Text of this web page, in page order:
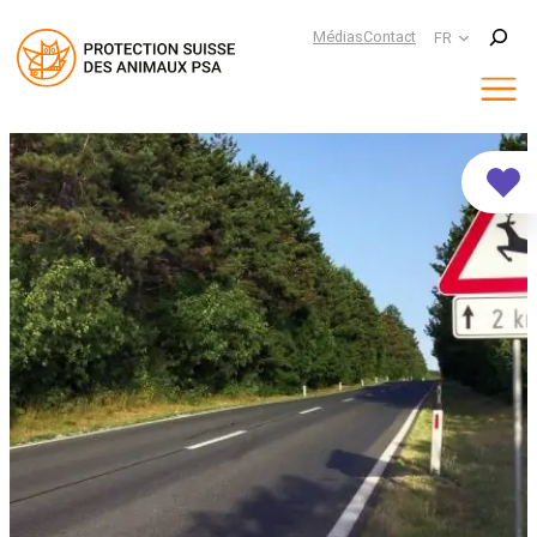
MédiasContact FR
Suchen